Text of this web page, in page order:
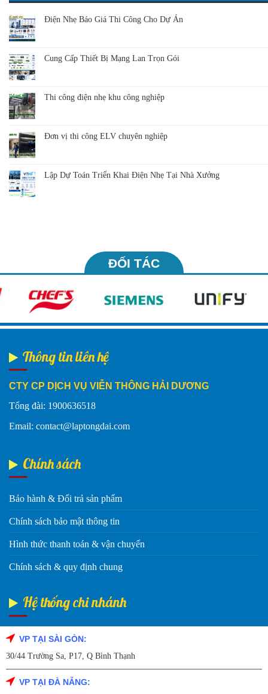
Điện Nhẹ Báo Giá Thi Công Cho Dự Án
Cung Cấp Thiết Bị Mạng Lan Trọn Gói
Thi công điện nhẹ khu công nghiệp
Đơn vị thi công ELV chuyên nghiệp
Lập Dự Toán Triển Khai Điện Nhẹ Tại Nhà Xưởng
ĐỐI TÁC
Thông tin liên hệ
CTY CP DỊCH VỤ VIỄN THÔNG HẢI DƯƠNG
Tổng đài: 1900636518
Email: contact@laptongdai.com
Chính sách
Bảo hành & Đổi trả sản phẩm
Chính sách bảo mật thông tin
Hình thức thanh toán & vận chuyển
Chính sách & quy định chung
Hệ thống chi nhánh
VP TẠI SÀI GÒN:
30/44 Trường Sa, P17, Q Bình Thạnh
VP TẠI ĐÀ NẴNG:
Fanpage Facebook